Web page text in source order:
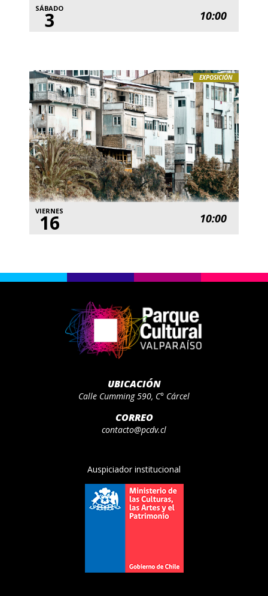
SÁBADO
3 10:00
EXPOSICIÓN
VIERNES
16 10:00
UBICACIÓN
Calle Cumming 590, C° Cárcel
CORREO
contacto@pcdv.cl
Auspiciador institucional